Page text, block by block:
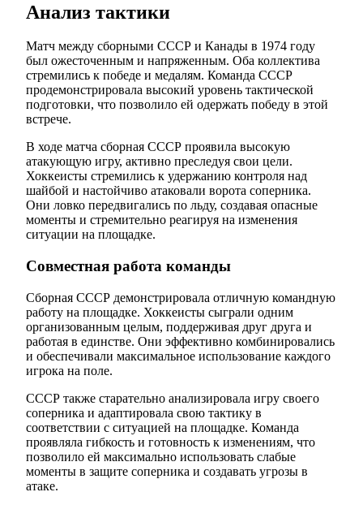
Анализ тактики
Матч между сборными СССР и Канады в 1974 году
был ожесточенным и напряженным. Оба коллектива
стремились к победе и медалям. Команда СССР
продемонстрировала высокий уровень тактической
подготовки, что позволило ей одержать победу в этой
встрече.
В ходе матча сборная СССР проявила высокую
атакующую игру, активно преследуя свои цели.
Хоккеисты стремились к удержанию контроля над
шайбой и настойчиво атаковали ворота соперника.
Они ловко передвигались по льду, создавая опасные
моменты и стремительно реагируя на изменения
ситуации на площадке.
Совместная работа команды
Сборная СССР демонстрировала отличную командную
работу на площадке. Хоккеисты сыграли одним
организованным целым, поддерживая друг друга и
работая в единстве. Они эффективно комбинировались
и обеспечивали максимальное использование каждого
игрока на поле.
СССР также старательно анализировала игру своего
соперника и адаптировала свою тактику в
соответствии с ситуацией на площадке. Команда
проявляла гибкость и готовность к изменениям, что
позволило ей максимально использовать слабые
моменты в защите соперника и создавать угрозы в
атаке.